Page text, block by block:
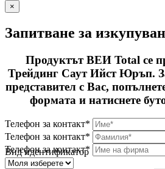
×
Запитване за
Продуктът ВЕИ Total се
Трейдинг Саут Ийст Юръп.
представител с Вас,
формата и натиснете
Телефон за контакт*
Телефон за контакт*
Телефон за контакт*
Вид идентификатор